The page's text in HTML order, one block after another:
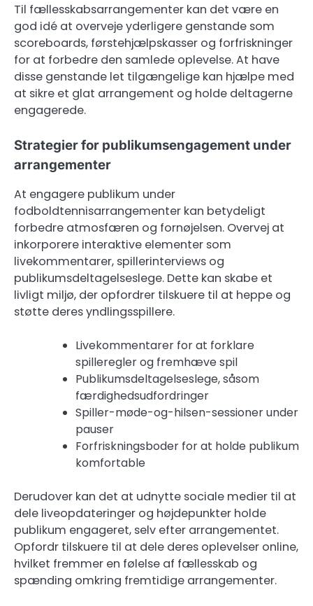
Til fællesskabsarrangementer kan det være en
god idé at overveje yderligere genstande som
scoreboards, førstehjælpskasser og forfriskninger
for at forbedre den samlede oplevelse. At have
disse genstande let tilgængelige kan hjælpe med
at sikre et glat arrangement og holde deltagerne
engagerede.
Strategier for publikumsengagement under
arrangementer
At engagere publikum under
fodboldtennisarrangementer kan betydeligt
forbedre atmosfæren og fornøjelsen. Overvej at
inkorporere interaktive elementer som
livekommentarer, spillerinterviews og
publikumsdeltagelseslege. Dette kan skabe et
livligt miljø, der opfordrer tilskuere til at heppe og
støtte deres yndlingsspillere.
Livekommentarer for at forklare
spilleregler og fremhæve spil
Publikumsdeltagelseslege, såsom
færdighedsudfordringer
Spiller-møde-og-hilsen-sessioner under
pauser
Forfriskningsboder for at holde publikum
komfortable
Derudover kan det at udnytte sociale medier til at
dele liveopdateringer og højdepunkter holde
publikum engageret, selv efter arrangementet.
Opfordr tilskuere til at dele deres oplevelser online,
hvilket fremmer en følelse af fællesskab og
spænding omkring fremtidige arrangementer.